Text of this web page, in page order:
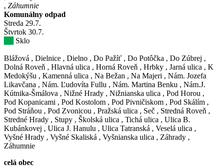
, Záhumnie
Komunálny odpad
Streda 29.7.
Štvrtok 30.7.
Sklo
Blážová , Dielnice , Dielno , Do Pažíť , Do Potôčka , Do Zúbrej ,
Dolná Roveň , Hlavná ulica , Horná Roveň , Hrbky , Jarná ulica , K
Medokýšu , Kamenná ulica , Na Bežan , Na Majeri , Nám. Jozefa
Likavčana , Nám. Ľudovíta Fullu , Nám. Martina Benku , Nám.J.
Kútnika-Šmálova , Nižné Hrady , Nižnianska ulica , Pod Horou ,
Pod Kopanicami , Pod Kostolom , Pod Pivničiskom , Pod Skálím ,
Pod Stráňou , Pod Zvonicou , Pražská ulica , Seč , Stredná Roveň ,
Stredné Hrady , Stupy , Školská ulica , Tichá ulica , Ulica B.
Kubánkovej , Ulica J. Hanulu , Ulica Tatranská , Veselá ulica ,
Vyšné Hrady , Vyšné Skaliská , Vyšnianska ulica , Záhrady ,
Záhumnie
celá obec